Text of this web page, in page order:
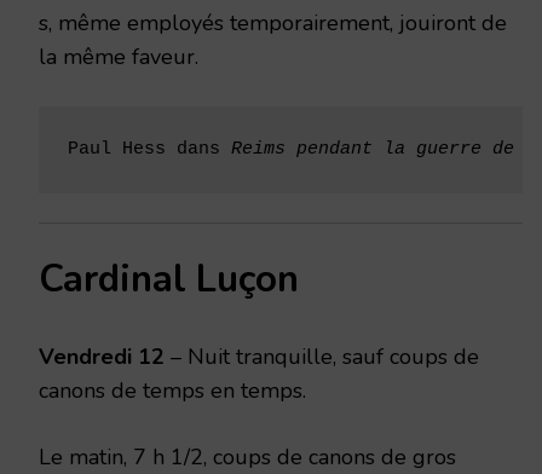
s, même employés temporairement, jouiront de
la même faveur.
Paul Hess dans Reims pendant la guerre de
Cardinal Luçon
Vendredi 12 – Nuit tranquille, sauf coups de
canons de temps en temps.
Le matin, 7 h 1/2, coups de canons de gros